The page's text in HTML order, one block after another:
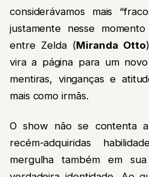
considerávamos mais
justamente nesse
entre Zelda (Miranda Otto
vira a página para um
mentiras, vinganças e
mais como irmãs.
O show não se contenta
recém-adquiridas
mergulha também em